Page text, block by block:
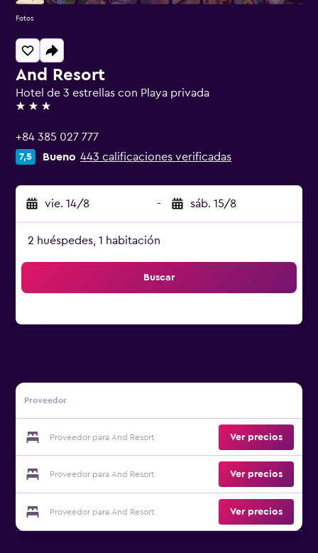
And Resort
Hotel de 3 estrellas con Playa privada
3 estrellas
+84 385 027 777
7,5 Bueno 443 calificaciones verificadas
vie. 14/8 - sáb. 15/8
2 huéspedes, 1 habitación
Buscar
Proveedor
Proveedor para And Resort Ver precios
Proveedor para And Resort Ver precios
Proveedor para And Resort Ver precios
Fotos